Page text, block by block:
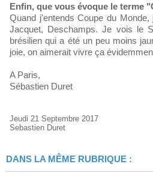
Enfin, que vous évoque le terme
Quand j'entends Coupe du
Jacquet, Deschamps. Je vois le
brésilien qui a été un peu moins
joie, on aimerait vivre ça
A Paris,
Sébastien Duret
Jeudi 21 Septembre 2017
Sebastien Duret
DANS LA MÊME RUBRIQUE :